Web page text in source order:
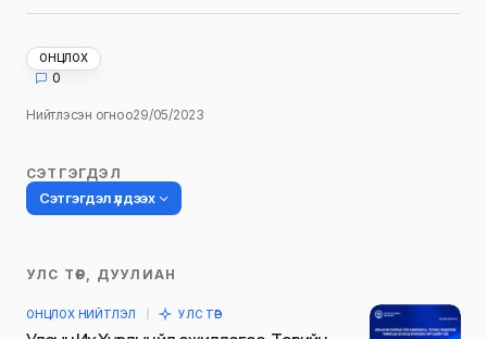
талаар эх сурвалжууд мэдээлэв. Түүнчлэн
нараас салгаж, нэг “толгой”-той болгож
хэлбэл, сайд нар гарын үсэг зураад
зарцуулдаг байсан бол дор хаяж Засгийн
шийдвэр гардаг тогтолцоо руу орох юм
байна.